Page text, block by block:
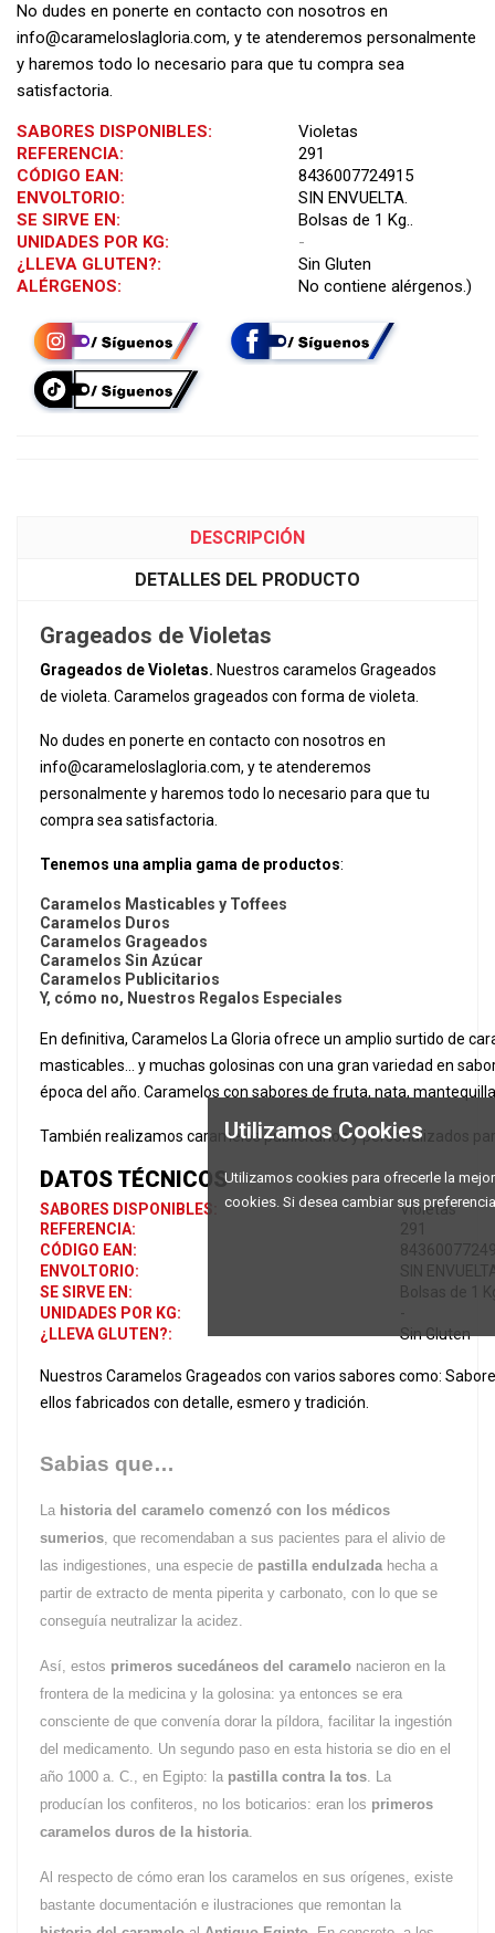
Utilizamos Cookies
Utilizamos cookies para ofrecerle la
cookies. Si desea cambiar sus
No dudes en ponerte en contacto con nosotros en
info@carameloslagloria.com, y te atenderemos personalmente
y haremos todo lo necesario para que tu compra sea
satisfactoria.
SABORES DISPONIBLES:
Violetas
REFERENCIA:
291
CÓDIGO EAN:
8436007724915
ENVOLTORIO:
SIN ENVUELTA.
SE SIRVE EN:
Bolsas de 1 Kg..
UNIDADES POR KG:
-
¿LLEVA GLUTEN?:
Sin Gluten
ALÉRGENOS:
No contiene alérgenos.)
DESCRIPCIÓN
DETALLES DEL PRODUCTO
Grageados de Violetas
Grageados de Violetas. Nuestros caramelos Grageados
de violeta. Caramelos grageados con forma de violeta.
No dudes en ponerte en contacto con nosotros en
info@carameloslagloria.com, y te atenderemos
personalmente y haremos todo lo necesario para que tu
compra sea satisfactoria.
Tenemos una amplia gama de productos:
Caramelos Masticables y Toffees
Caramelos Duros
Caramelos Grageados
Caramelos Sin Azúcar
Caramelos Publicitarios
Y, cómo no, Nuestros Regalos Especiales
En definitiva, Caramelos La Gloria ofrece un amplio surtido de
masticables... y muchas golosinas con una gran variedad en
época del año. Caramelos con sabores de fruta, nata,
También realizamos caramelos publicitarios y personalizados
DATOS TÉCNICOS
SABORES DISPONIBLES:
Violetas
REFERENCIA:
291
CÓDIGO EAN:
ENVOLTORIO:
SIN
SE SIRVE EN:
Bolsas de 1
UNIDADES POR KG:
-
¿LLEVA GLUTEN?:
Sin Gluten
Nuestros Caramelos Grageados con varios sabores como:
ellos fabricados con detalle, esmero y tradición.
Sabias que…
La historia del caramelo comenzó con los médicos
sumerios, que recomendaban a sus pacientes para el alivio de
las indigestiones, una especie de pastilla endulzadahecha a
partir de extracto de menta piperita y carbonato, con lo que se
conseguía neutralizar la acidez.
Así, estos primeros sucedáneos del caramelo nacieron en la
frontera de la medicina y la golosina: ya entonces se era
consciente de que convenía dorar la píldora, facilitar la ingestión
del medicamento. Un segundo paso en esta historia se dio en el
año 1000 a. C., en Egipto: la pastilla contra la tos. La
producían los confiteros, no los boticarios: eran los primeros
caramelos duros de la historia.
Al respecto de cómo eran los caramelos en sus orígenes, existe
bastante documentación e ilustraciones que remontan la